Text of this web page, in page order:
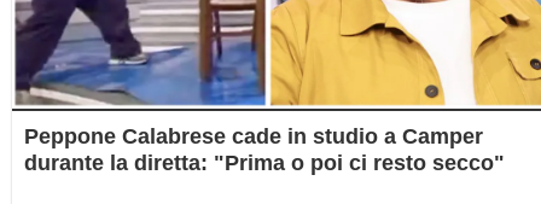
Peppone Calabrese cade in studio a Camper
durante la diretta: "Prima o poi ci resto secco"